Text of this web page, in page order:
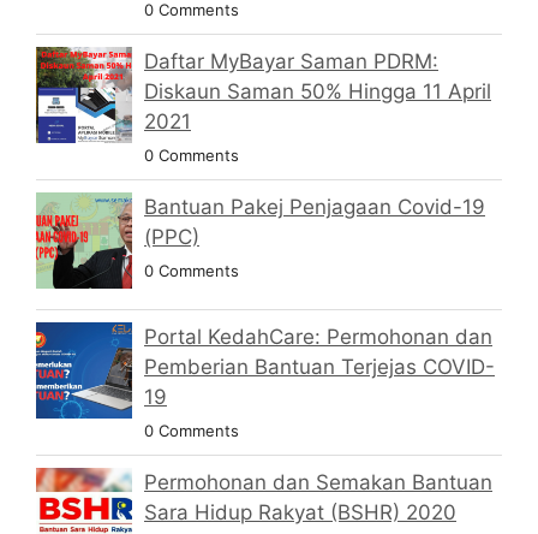
0 Comments
Daftar MyBayar Saman PDRM:
Diskaun Saman 50% Hingga 11 April
2021
0 Comments
Bantuan Pakej Penjagaan Covid-19
(PPC)
0 Comments
Portal KedahCare: Permohonan dan
Pemberian Bantuan Terjejas COVID-
19
0 Comments
Permohonan dan Semakan Bantuan
Sara Hidup Rakyat (BSHR) 2020